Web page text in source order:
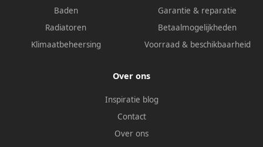
Baden
Radiatoren
Klimaatbeheersing
Garantie & reparatie
Betaalmogelijkheden
Voorraad & beschikbaarheid
Over ons
Inspiratie blog
Contact
Over ons